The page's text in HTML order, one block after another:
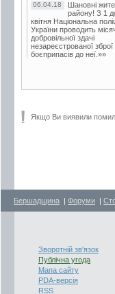
06.04.18
Шановні
району! З 1
квітня Національна
України проводить
добровільної здачі
незареєстрованої зброї
боєприпасів до неї.»»
Якщо Ви виявили
Бершадщина | Форуми |
Зворотній зв'язок
Публічна угода
Мапа сайту
PDA-версія
RSS